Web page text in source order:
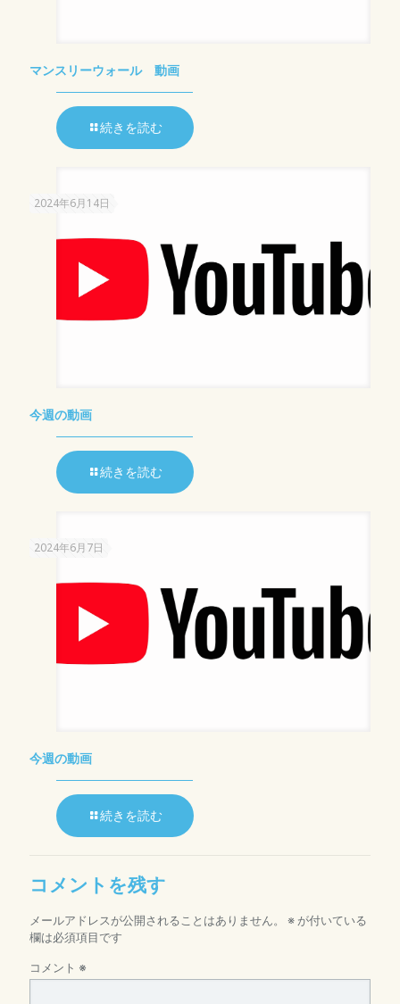
マンスリーウォール 動画
続きを読む
2024年6月14日
今週の動画
続きを読む
2024年6月7日
今週の動画
続きを読む
コメントを残す
メールアドレスが公開されることはありません。 ※ が付いている
欄は必須項目です
コメント ※